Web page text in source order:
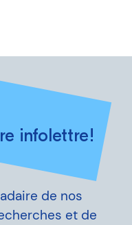
infolettre!
de nos
et de